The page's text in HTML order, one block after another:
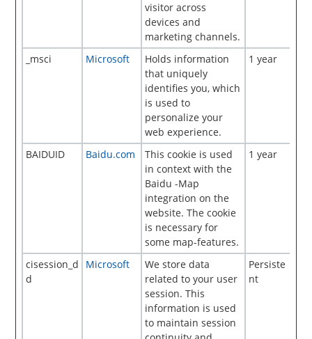
visitor across
devices and
marketing channels.
_msci Microsoft
Holds information
that uniquely
identifies you, which
is used to
personalize your
web experience.
1 year
BAIDUID Baidu.com
This cookie is used
in context with the
Baidu -Map
integration on the
website. The cookie
is necessary for
some map-features.
1 year
cisession_d
d
Microsoft
We store data
related to your user
session. This
information is used
to maintain session
Persiste
nt